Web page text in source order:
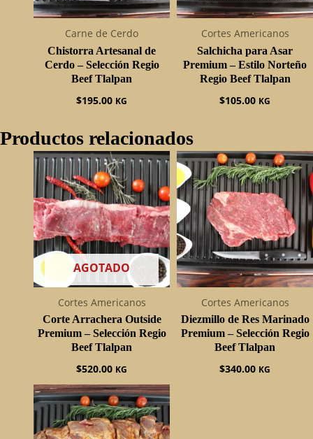
Carne de Cerdo
Chistorra Artesanal de
Cerdo – Selección Regio
Beef Tlalpan
$195.00 KG
Cortes Americanos
Salchicha para Asar
Premium – Estilo Norteño
Regio Beef Tlalpan
$105.00 KG
Productos relacionados
AGOTADO
Cortes Americanos
Corte Arrachera Outside
Premium – Selección Regio
Beef Tlalpan
$520.00 KG
Cortes Americanos
Diezmillo de Res Marinado
Premium – Selección Regio
Beef Tlalpan
$340.00 KG